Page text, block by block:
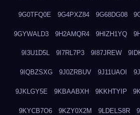
9G0TFQ0E 9G4PXZ84 9G68DG08
9GYWALD3 9H2AMQR4 9HIZH1YQ
9I3U1D5L 9I7RL7P3 9I87JREW
9IQBZSXG 9J0ZRBUV 9J11UAOI
9JKLGY5E 9KBAABXH 9KKHTYIP
9KYCB7O6 9KZY0X2M 9LDELS8R